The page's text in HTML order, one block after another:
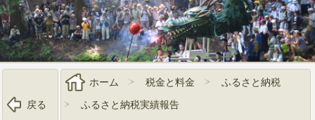
戻る
ホーム 税金と料金
ふるさと納税
ふるさと納税実績報告